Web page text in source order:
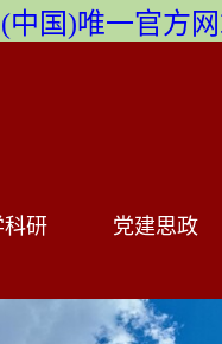
中国)唯一官方
科研 党建思政